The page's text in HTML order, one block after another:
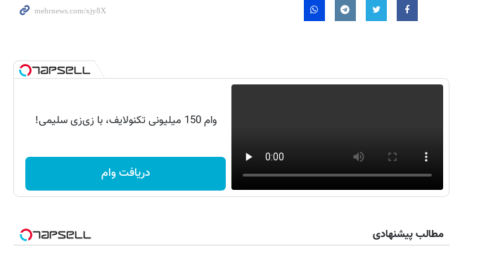
وام 150 میلیونی تکنولایف، با زی‌زی سلیمی!
دریافت وام
مطالب پیشنهادی